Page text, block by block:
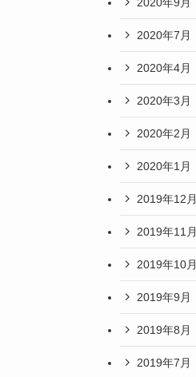
2020年7月
2020年4月
2020年3月
2020年2月
2020年1月
2019年12月
2019年11月
2019年10月
2019年9月
2019年8月
2019年7月